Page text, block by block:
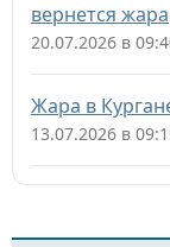
вернется жара
20.07.2026 в
Жара в
13.07.2026 в